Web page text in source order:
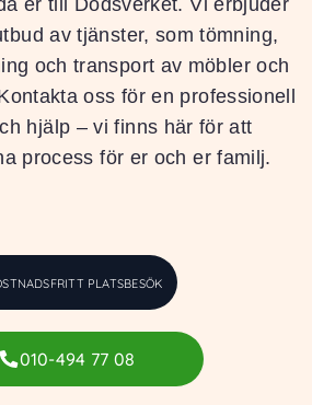
er till Dödsverket. Vi erbjuder
av tjänster, som tömning,
och transport av möbler och
oss för en professionell
hjälp – vi finns här för att
process för er och er familj.
PLATSBESÖK
010-494 77 08